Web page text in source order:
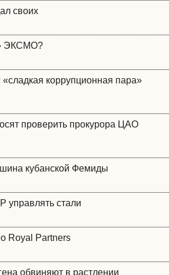
своих
ЭКСМО?
коррупционная пара»
проверить прокурора ЦАО
кубанской Фемиды
управлять стали
Royal Partners
обвиняют в растлении